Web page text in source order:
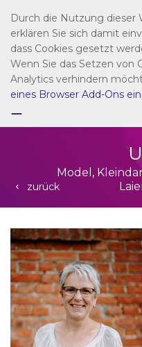
☰
zurück
Model,
Durch die Nutzung dieser
erklären Sie sich damit
dass Cookies gesetzt
Wenn Sie das Setzen von
Analytics verhindern
eines Browser Add-Ons